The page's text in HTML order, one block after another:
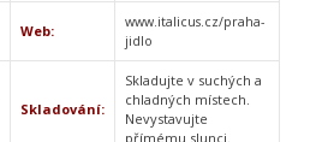
Web:
www.italicus.cz/praha-
jidlo
Skladování:
Skladujte v suchých a
chladných místech.
Nevystavujte
přímému slunci.